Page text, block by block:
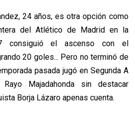
24 años, es otra opción como
del Atlético de Madrid en la
consiguió el ascenso con el
20 goles... Pero no terminó de
pasada jugó en Segunda A
Majadahonda sin destacar
Borja Lázaro apenas cuenta.